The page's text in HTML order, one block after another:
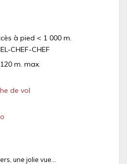
à pied < 1 000 m.
CHEF-CHEF
120 m. max.
de vol
une jolie vue...